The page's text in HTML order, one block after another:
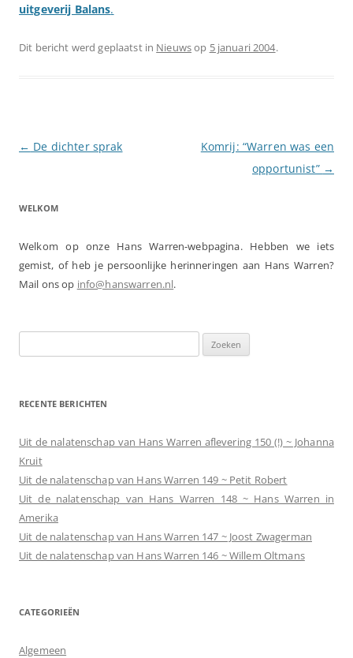
uitgeverij Balans.
Dit bericht werd geplaatst in Nieuwsop 5 januari 2004.
Berichtnavigatie
← De dichter sprak
Komrij: “Warren was een
opportunist” →
WELKOM
Welkom op onze Hans Warren-webpagina. Hebben we iets
gemist, of heb je persoonlijke herinneringen aan Hans Warren?
Mail ons op info@hanswarren.nl.
naar:
RECENTE BERICHTEN
Uit de nalatenschap van Hans Warren aflevering 150 (!) ~ Johanna
Kruit
Uit de nalatenschap van Hans Warren 149 ~ Petit Robert
Uit de nalatenschap van Hans Warren 148 ~ Hans Warren in
Amerika
Uit de nalatenschap van Hans Warren 147 ~ Joost Zwagerman
Uit de nalatenschap van Hans Warren 146 ~ Willem Oltmans
CATEGORIEËN
Algemeen